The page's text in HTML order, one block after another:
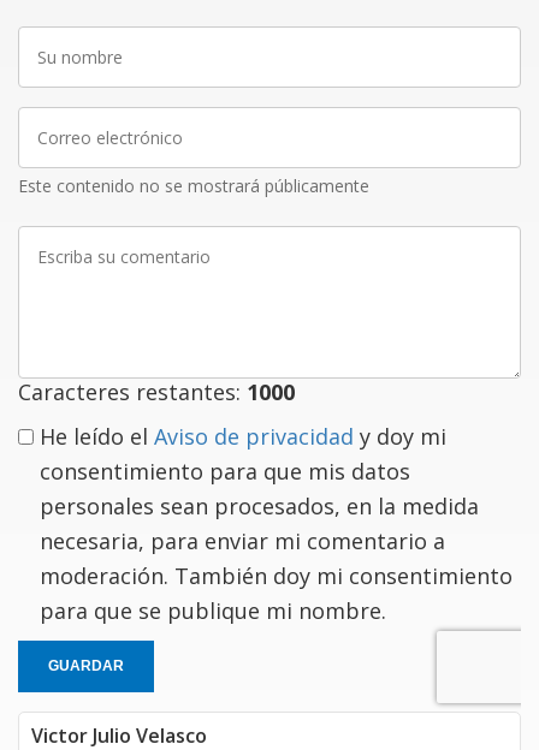
Su
nombre
Correo
electrónico
Este contenido no se mostrará públicamente
Escriba
Caracteres restantes: 1000
He leído el Aviso de privacidad y doy mi
consentimiento para que mis datos
personales sean procesados, en la medida
necesaria, para enviar mi comentario a
moderación. También doy mi consentimiento
para que se publique mi nombre.
GUARDAR
Victor Julio Velasco